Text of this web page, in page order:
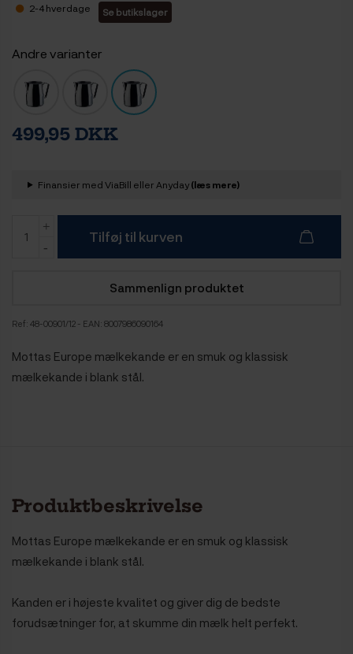
2-4 hverdage Se butikslager
Andre varianter
499,95 DKK
Finansier med ViaBill eller Anyday(læs mere)
Tilføj til kurven
Sammenlign produktet
Ref: 48-00901/12 - EAN: 8007986090164
Mottas Europe mælkekande er en smuk og klassisk
mælkekande i blank stål.
Produktbeskrivelse
Mottas Europe mælkekande er en smuk og klassisk
mælkekande i blank stål.
Kanden er i højeste kvalitet og giver dig de bedste
forudsætninger for, at skumme din mælk helt perfekt.